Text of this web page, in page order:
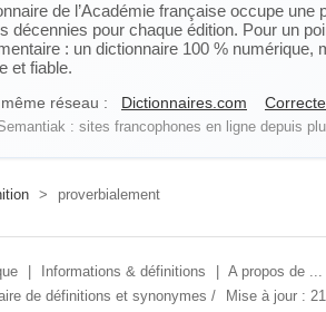
de l’Académie française occupe
décennies pour chaque édition. Pour un
: un dictionnaire 100 % numérique,
et fiable.
réseau : Dictionnaires.com
: sites francophones en ligne depuis
> proverbialement
Informations & définitions A propos de ...
de définitions et synonymes / Mise à jour :